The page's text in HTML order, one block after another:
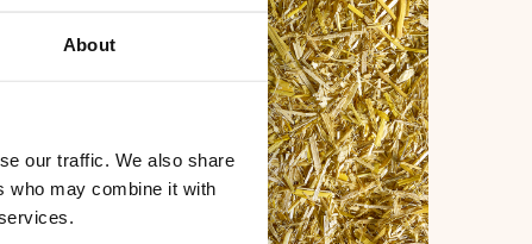
About
our traffic. We also share
who may combine it with